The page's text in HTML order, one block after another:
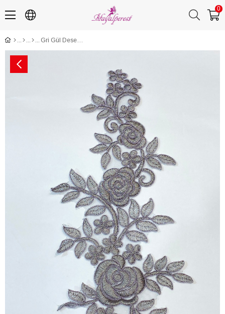
0
Gri Gül Desen Dantel Güpür Aplik